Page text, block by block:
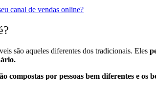
canal de vendas online?
são aqueles diferentes dos tradicionais. Eles
compostas por pessoas bem diferentes e os